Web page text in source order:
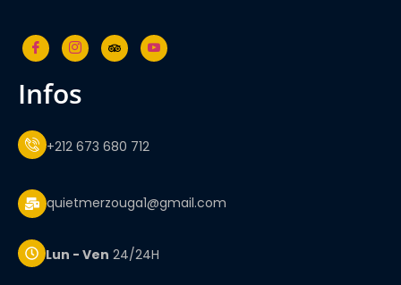
infos
+212 673 680 712
quietmerzouga1@gmail.com
Lun - Ven 24/24H